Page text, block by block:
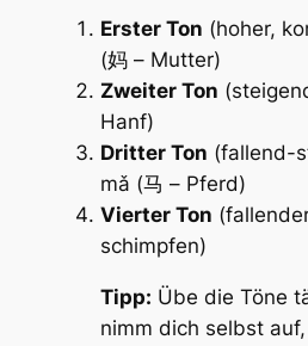
Erster Ton (hoher,
(妈 – Mutter)
Zweiter Ton
Hanf)
Dritter Ton (fallend-
mǎ (马 – Pferd)
Vierter Ton
schimpfen)
Tipp: Übe die Töne
nimm dich selbst